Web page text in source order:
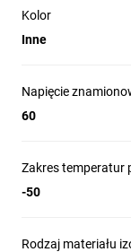
Kolor
Inne
Napięcie
60
Zakres temperatur
-50
Rodzaj materiału